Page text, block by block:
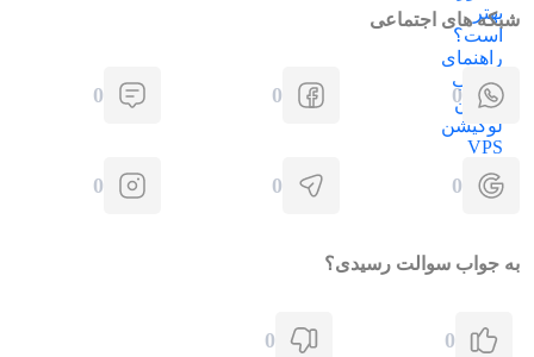
شبکه های اجتماعی
0
0
0
0
0
0
به جواب سوالت رسیدی؟
0
0